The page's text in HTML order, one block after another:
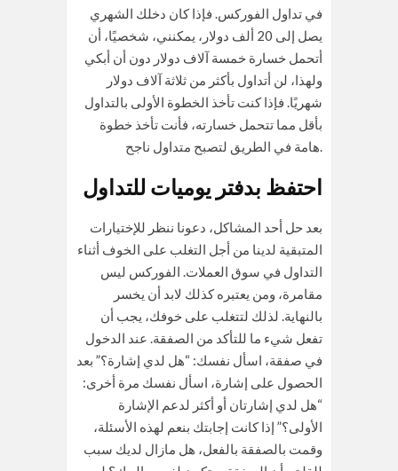
في تداول الفوركس. فإذا كان دخلك الشهري
يصل إلى 20 ألف دولار، يمكنني، شخصيًا، أن
أتحمل خسارة خمسة آلاف دولار دون أن أبكي
ولهذا، لن أتداول بأكثر من ثلاثة آلاف دولار
شهريًا. فإذا كنت تأخذ الخطوة الأولى بالتداول
بأقل مما تتحمل خسارته، فأنت تأخذ خطوة
هامة في الطريق لتصبح متداول ناجح.
احتفظ بدفتر يوميات للتداول
بعد حل أحد المشاكل، دعونا ننظر للإختيارات
المتبقية لدينا من أجل التغلب على الخوف أثناء
التداول في سوق العملات. الفوركس ليس
مقامرة، ومن يعتبره كذلك لابد أن يخسر
بالنهاية. لذلك لتتغلب على خوفك، يجب أن
تفعل شيء ما للتأكد من الصفقة. عند الدخول
في صفقة، اسأل نفسك: “هل لدي إشارة؟” بعد
الحصول على إشارة، اسأل نفسك مرة أخرى:
“هل لدي إشارتان أو أكثر لدعم الإشارة
الأولى؟” إذا كانت إجابتك بنعم لهذه الأسئلة،
وقمت بالصفقة بالفعل، هل مازال لديك سبب